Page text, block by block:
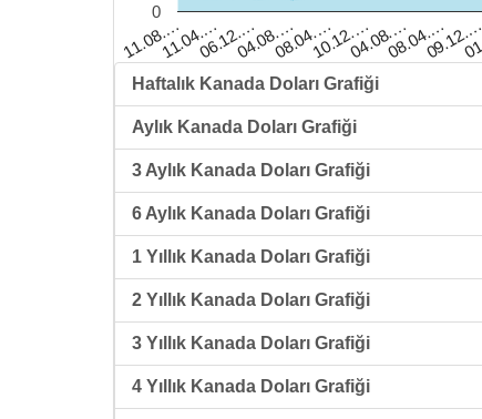
11.08.…11.04.…06.12.…04.08.…08.04.…10.12.…04.08.…08.04.…
0
Haftalık Kanada Doları Grafiği
Aylık Kanada Doları Grafiği
3 Aylık Kanada Doları Grafiği
6 Aylık Kanada Doları Grafiği
1 Yıllık Kanada Doları Grafiği
2 Yıllık Kanada Doları Grafiği
3 Yıllık Kanada Doları Grafiği
4 Yıllık Kanada Doları Grafiği